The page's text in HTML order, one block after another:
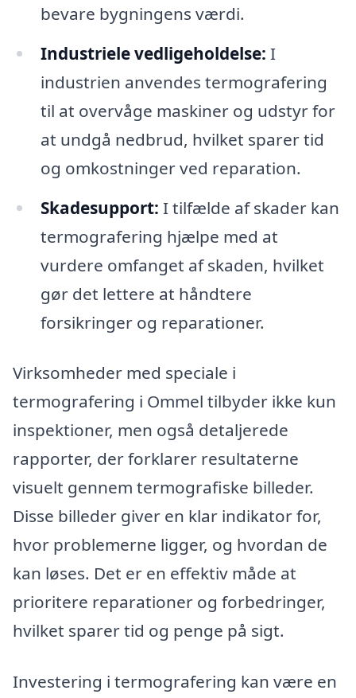
bevare bygningens værdi.
Industriele vedligeholdelse: I
industrien anvendes termografering
til at overvåge maskiner og udstyr for
at undgå nedbrud, hvilket sparer tid
og omkostninger ved reparation.
Skadesupport: I tilfælde af skader kan
termografering hjælpe med at
vurdere omfanget af skaden, hvilket
gør det lettere at håndtere
forsikringer og reparationer.
Virksomheder med speciale i
termografering i Ommel tilbyder ikke kun
inspektioner, men også detaljerede
rapporter, der forklarer resultaterne
visuelt gennem termografiske billeder.
Disse billeder giver en klar indikator for,
hvor problemerne ligger, og hvordan de
kan løses. Det er en effektiv måde at
prioritere reparationer og forbedringer,
hvilket sparer tid og penge på sigt.
Investering i termografering kan være en